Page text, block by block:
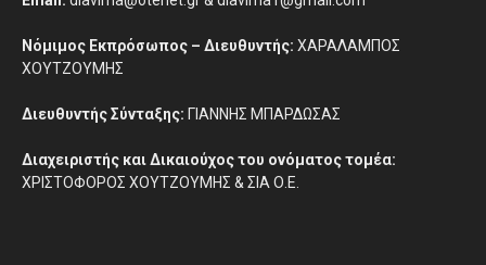
Νόμιμος Εκπρόσωπος – Διευθυντής: ΧΑΡΑΛΑΜΠΟΣ
ΧΟΥΤΖΟΥΜΗΣ
Διευθυντής Σύνταξης: ΓΙΑΝΝΗΣ ΜΠΑΡΔΩΣΑΣ
Διαχειριστής και Δικαιούχος του ονόματος τομέα:
ΧΡΙΣΤΟΦΟΡΟΣ ΧΟΥΤΖΟΥΜΗΣ & ΣΙΑ Ο.Ε.